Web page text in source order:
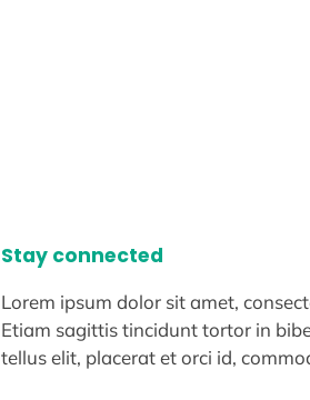
Stay connected
Lorem ipsum dolor sit amet,
Etiam sagittis tincidunt tortor in
tellus elit, placerat et orci id,